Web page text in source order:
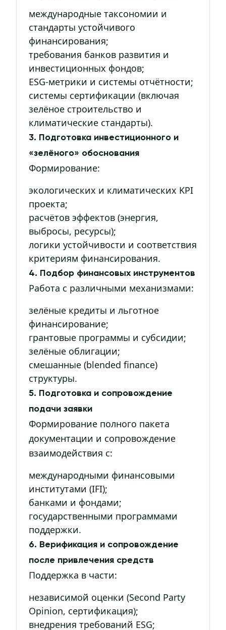
международные таксономии и
стандарты устойчивого
финансирования;
требования банков развития и
инвестиционных фондов;
ESG-метрики и системы отчётности;
системы сертификации (включая
зелёное строительство и
климатические стандарты).
3. Подготовка инвестиционного и
«зелёного» обоснования
Формирование:
экологических и климатических KPI
проекта;
расчётов эффектов (энергия,
выбросы, ресурсы);
логики устойчивости и соответствия
критериям финансирования.
4. Подбор финансовых инструментов
Работа с различными механизмами:
зелёные кредиты и льготное
финансирование;
грантовые программы и субсидии;
зелёные облигации;
смешанные (blended finance)
структуры.
5. Подготовка и сопровождение
подачи заявки
Формирование полного пакета
документации и сопровождение
взаимодействия с:
международными финансовыми
институтами (IFI);
банками и фондами;
государственными программами
поддержки.
6. Верификация и сопровождение
после привлечения средств
Поддержка в части:
независимой оценки (Second Party
Opinion, сертификация);
внедрения требований ESG;